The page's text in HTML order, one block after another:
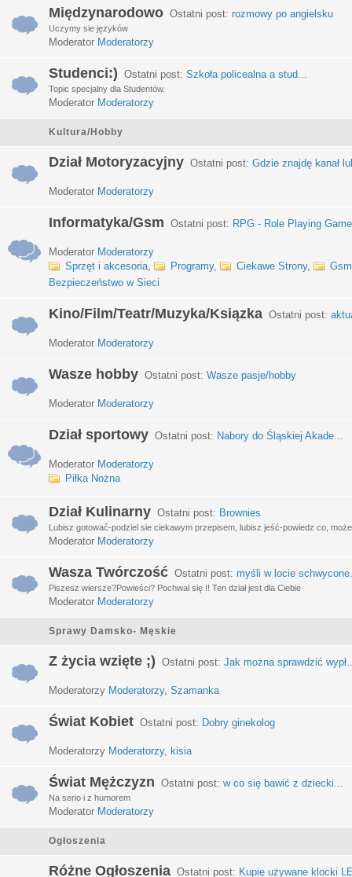
Międzynarodowo Ostatni post: rozmowy po angielsku
Uczymy sie języków
Moderator Moderatorzy
Studenci:) Ostatni post: Szkoła policealna a stud...
Topic specjalny dla Studentów.
Moderator Moderatorzy
Kultura/Hobby
Dział Motoryzacyjny Ostatni post: Gdzie znajdę kanał
Moderator Moderatorzy
Informatyka/Gsm Ostatni post: RPG - Role Playing
Moderator Moderatorzy
Sprzęt i akcesoria, Programy, Ciekawe Strony,
Gsm
Bezpieczeństwo w Sieci
Kino/Film/Teatr/Muzyka/Ksiązka Ostatni post:
Moderator Moderatorzy
Wasze hobby Ostatni post: Wasze pasje/hobby
Moderator Moderatorzy
Dział sportowy Ostatni post: Nabory do Śląskiej Akade...
Moderator Moderatorzy
Piłka Nożna
Dział Kulinarny Ostatni post: Brownies
Lubisz gotować-podziel sie ciekawym przepisem, lubisz jeść-powiedz co,
Moderator Moderatorzy
Wasza Twórczość Ostatni post: myśli w locie
Piszesz wiersze?Powieści? Pochwal się !! Ten dział jest dla Ciebie
Moderator Moderatorzy
Sprawy Damsko- Męskie
Z życia wzięte ;) Ostatni post: Jak można sprawdzić
Moderatorzy Moderatorzy, Szamanka
Świat Kobiet Ostatni post: Dobry ginekolog
Moderatorzy Moderatorzy, kisia
Świat Mężczyzn Ostatni post: w co się bawić z dziecki...
Na serio i z humorem
Moderator Moderatorzy
Ogłoszenia
Różne Ogłoszenia Ostatni post: Kupię używane klocki